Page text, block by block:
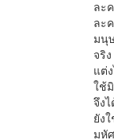
ละ
ละ
มนุ
จริ
แต่
ใช้
จึง
ยัง
มหั